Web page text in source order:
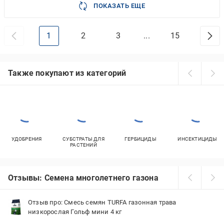
ПОКАЗАТЬ ЕЩЕ
1 2 3 ... 15
Также покупают из категорий
УДОБРЕНИЯ
СУБСТРАТЫ ДЛЯ
РАСТЕНИЙ
ГЕРБИЦИДЫ ИНСЕКТИЦИДЫ
Отзывы: Семена многолетнего газона
Отзыв про: Смесь семян TURFA газонная трава
низкорослая Гольф мини 4 кг